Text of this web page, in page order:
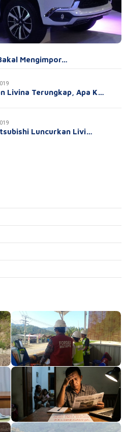
Mengimpor…
Livina Terungkap, Apa K…
Luncurkan Livi…